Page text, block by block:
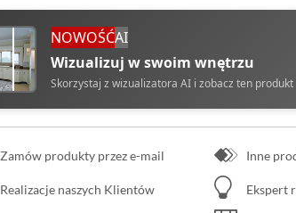
NOWOŚĆAI
Wizualizuj w swoim wnętrzu
Skorzystaj z wizualizatora AI i zobacz ten
Zamów produkty przez e-mail Inne
Realizacje naszych Klientów Ekspert